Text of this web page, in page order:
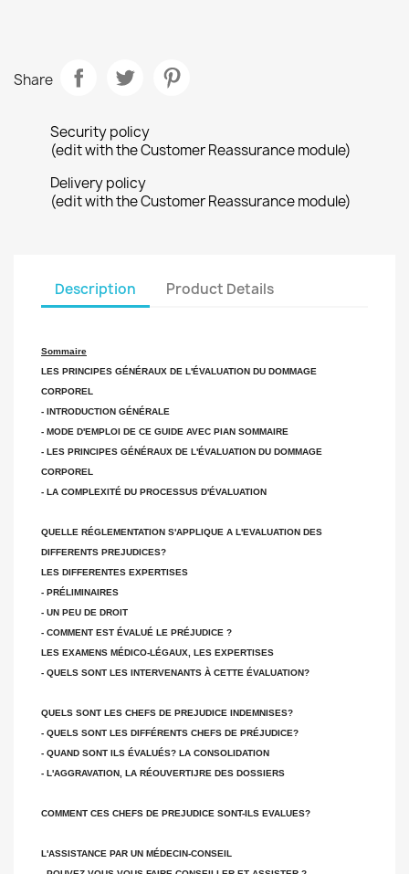
Share
Security policy
(edit with the Customer Reassurance module)
Delivery policy
(edit with the Customer Reassurance module)
Description Product Details
Sommaire
LES PRINCIPES GÉNÉRAUX DE L'ÉVALUATION DU DOMMAGE
CORPOREL
- INTRODUCTION GÉNÉRALE
- MODE D'EMPLOI DE CE GUIDE AVEC PIAN SOMMAIRE
- LES PRINCIPES GÉNÉRAUX DE L'ÉVALUATION DU DOMMAGE
CORPOREL
- LA COMPLEXITÉ DU PROCESSUS D'ÉVALUATION
QUELLE RÉGLEMENTATION S'APPLIQUE A L'EVALUATION DES
DIFFERENTS PREJUDICES?
LES DIFFERENTES EXPERTISES
- PRÉLIMINAIRES
- UN PEU DE DROIT
- COMMENT EST ÉVALUÉ LE PRÉJUDICE ?
LES EXAMENS MÉDICO-LÉGAUX, LES EXPERTISES
- QUELS SONT LES INTERVENANTS À CETTE ÉVALUATION?
QUELS SONT LES CHEFS DE PREJUDICE INDEMNISES?
- QUELS SONT LES DIFFÉRENTS CHEFS DE PRÉJUDICE?
- QUAND SONT ILS ÉVALUÉS? LA CONSOLIDATION
- L'AGGRAVATION, LA RÉOUVERTIJRE DES DOSSIERS
COMMENT CES CHEFS DE PREJUDICE SONT-ILS EVALUES?
L'ASSISTANCE PAR UN MÉDECIN-CONSEIL